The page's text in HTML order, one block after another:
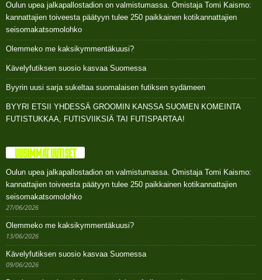
Oulun upea jalkapallostadion on valmistumassa. Omistaja Tomi Kaismo:
kannattajien toiveesta päätyyn tulee 250 paikkainen kotikannattajien
seisomakatsomolohko
Olemmeko me kaksikymmentäkuusi?
Kävelyfutiksen suosio kasvaa Suomessa
Byyrin uusi sarja sukeltaa suomalaisen futiksen sydämeen
BYYRI ETSII YHDESSÄ GROOMIN KANSSA SUOMEN KOMEINTA
FUTISTUKKAA, FUTISVIIKSIÄ TAI FUTISPARTAA!
UUSIMMAT UUTISET
Oulun upea jalkapallostadion on valmistumassa. Omistaja Tomi Kaismo:
kannattajien toiveesta päätyyn tulee 250 paikkainen kotikannattajien
seisomakatsomolohko
27/06/2026
Olemmeko me kaksikymmentäkuusi?
13/06/2026
Kävelyfutiksen suosio kasvaa Suomessa
09/06/2026